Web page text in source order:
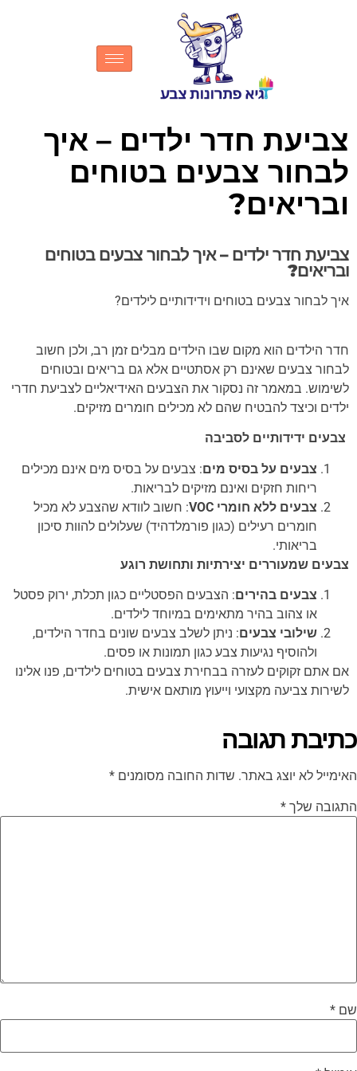
צביעת חדר ילדים – איך
לבחור צבעים בטוחים
ובריאים?
צביעת חדר ילדים – איך לבחור צבעים בטוחים
ובריאים?
איך לבחור צבעים בטוחים וידידותיים לילדים?
חדר הילדים הוא מקום שבו הילדים מבלים זמן רב, ולכן חשוב
לבחור צבעים שאינם רק אסתטיים אלא גם בריאים ובטוחים
לשימוש. במאמר זה נסקור את הצבעים האידיאליים לצביעת חדרי
ילדים וכיצד להבטיח שהם לא מכילים חומרים מזיקים.
צבעים ידידותיים לסביבה
צבעים על בסיס מים: צבעים על בסיס מים אינם מכילים
ריחות חזקים ואינם מזיקים לבריאות.
צבעים ללא חומרי VOC
: חשוב לוודא שהצבע לא מכיל
חומרים רעילים (כגון פורמלדהיד) שעלולים להוות סיכון
בריאותי.
צבעים שמעוררים יצירתיות ותחושת רוגע
צבעים בהירים: הצבעים הפסטליים כגון תכלת, ירוק פסטל
או צהוב בהיר מתאימים במיוחד לילדים.
שילובי צבעים: ניתן לשלב צבעים שונים בחדר הילדים,
ולהוסיף נגיעות צבע כגון תמונות או פסים.
אם אתם זקוקים לעזרה בבחירת צבעים בטוחים לילדים, פנו אלינו
לשירות צביעה מקצועי וייעוץ מותאם אישית.
כתיבת תגובה
האימייל לא יוצג באתר. שדות החובה מסומנים *
התגובה שלך *
שם *